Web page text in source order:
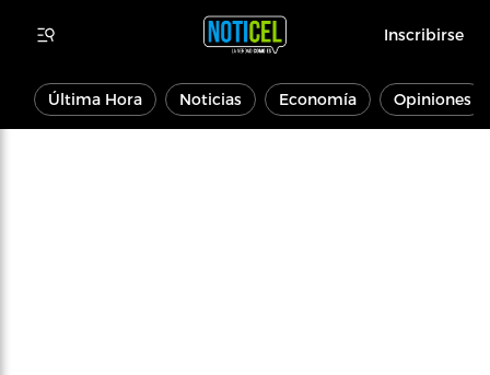
Inscribirse
Última Hora Noticias Economía Opiniones